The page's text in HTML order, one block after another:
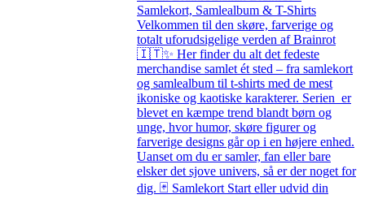
Samlekort, Samlealbum & T-Shirts
Velkommen til den skøre, farverige og
totalt uforudsigelige verden af Brainrot
🇮🇹✨ Her finder du alt det fedeste
merchandise samlet ét sted – fra samlekort
og samlealbum til t-shirts med de mest
ikoniske og kaotiske karakterer. Serien er
blevet en kæmpe trend blandt børn og
unge, hvor humor, skøre figurer og
farverige designs går op i en højere enhed.
Uanset om du er samler, fan eller bare
elsker det sjove univers, så er der noget for
dig. 🃏 Samlekort Start eller udvid din